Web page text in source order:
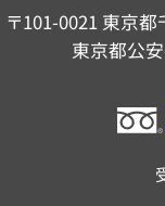
〒101-0021 東京
東京都公